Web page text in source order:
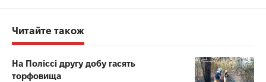
Читайте також
На Поліссі другу добу гасять
торфовища